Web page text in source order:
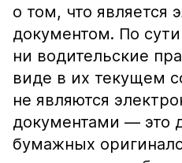
о том, что является
документом. По
ни водительские
виде в их текущем
не являются
документами — это
бумажных